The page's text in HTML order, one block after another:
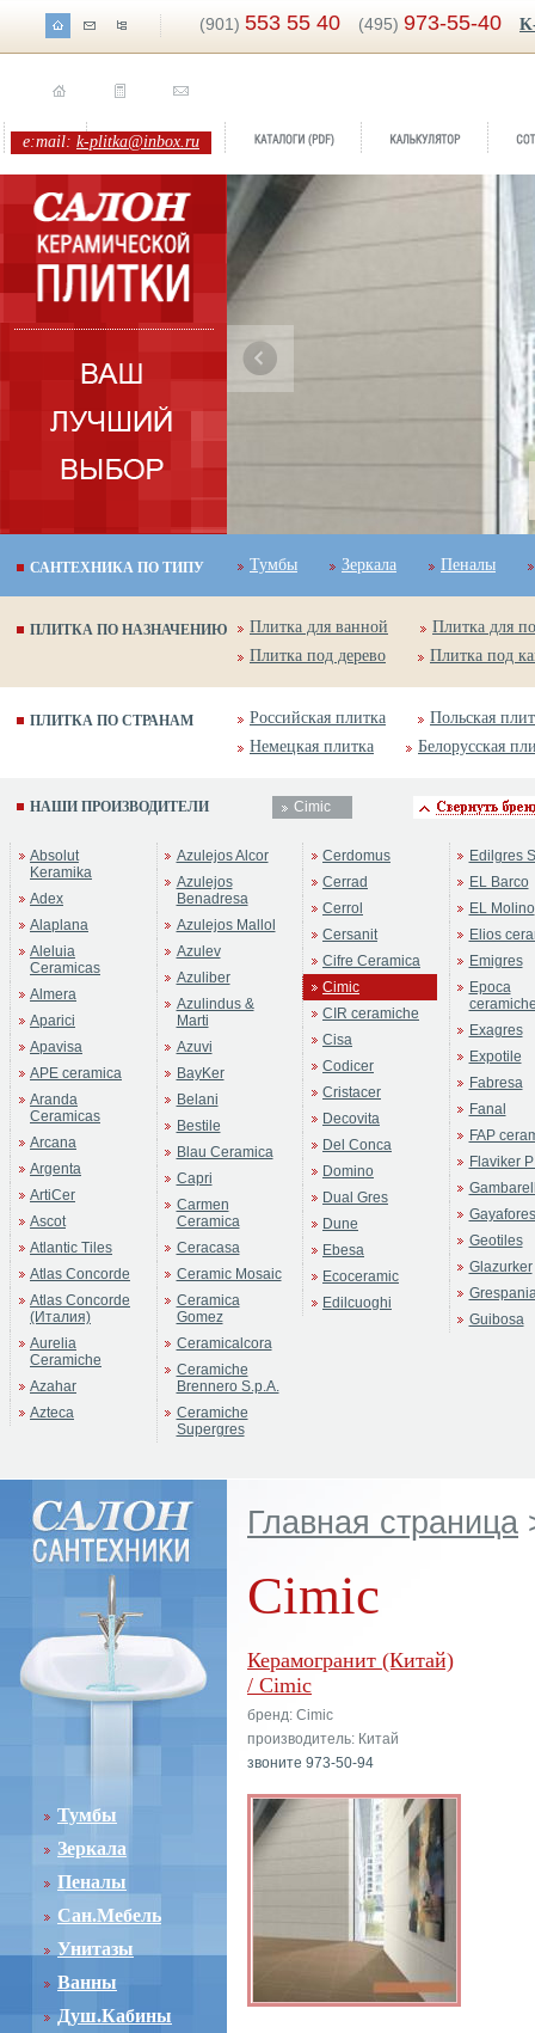
(901) 553 55 40 (495) 973-55-40
e:mail: k-plitka@inbox.ru
Бренд:
Коллекция:
САНТЕХНИКА ПО ТИПУ Тумбы Зеркала Пеналы
ПЛИТКА ПО НАЗНАЧЕНИЮ Плитка для ванной
Плитка для
Плитка под дерево
Плитка под
ПЛИТКА ПО СТРАНАМ Российская плитка
Польская
Немецкая плитка
Белорусская
НАШИ ПРОИЗВОДИТЕЛИ Cimic
Absolut
Keramika
Adex
Alaplana
Aleluia
Ceramicas
Almera
Aparici
Apavisa
APE ceramica
Aranda
Ceramicas
Arcana
Argenta
ArtiCer
Ascot
Atlantic Tiles
Atlas Concorde
Atlas Concorde
(Италия)
Aurelia
Ceramiche
Azahar
Azteca
Azulejos Alcor
Azulejos
Benadresa
Azulejos Mallol
Azulev
Azuliber
Azulindus &
Marti
Azuvi
BayKer
Belani
Bestile
Blau Ceramica
Capri
Carmen
Ceramica
Ceracasa
Ceramic Mosaic
Ceramica
Gomez
Ceramicalcora
Ceramiche
Brennero S.p.A.
Ceramiche
Supergres
Cerdomus
Cerrad
Cerrol
Cersanit
Cifre Ceramica
Cimic
CIR ceramiche
Cisa
Codicer
Cristacer
Decovita
Del Conca
Domino
Dual Gres
Dune
Ebesa
Ecoceramic
Edilcuoghi
Edilgres
EL Barco
EL Molino
Elios
Emigres
Epoca
Exagres
Expotile
Fabresa
Fanal
FAP
Flaviker
Gayafores
Geotiles
Glazurker
Guibosa
Тумбы
Зеркала
Пеналы
Сан.Мебель
Унитазы
Ванны
Душ.Кабины
Главная страница
Cimic
Керамогранит (Китай)
/ Cimic
бренд: Cimic
производитель: Китай
звоните 973-50-94